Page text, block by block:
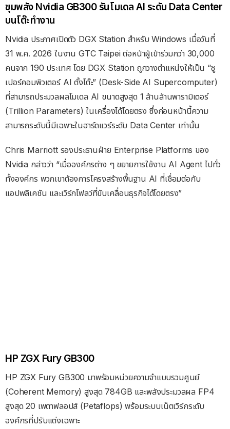
ขุมพลัง Nvidia GB300 รันโมเดล AI ระดับ Data Center
บนโต๊ะทำงาน
Nvidia ประกาศเปิดตัว DGX Station สำหรับ Windows เมื่อวันที่
31 พ.ค. 2026 ในงาน GTC Taipei ต่อหน้าผู้เข้าร่วมกว่า 30,000
คนจาก 190 ประเทศ โดย DGX Station ถูกวางตำแหน่งให้เป็น “ซู
เปอร์คอมพิวเตอร์ AI ตั้งโต๊ะ” (Desk-Side AI Supercomputer)
ที่สามารถประมวลผลโมเดล AI ขนาดสูงสุด 1 ล้านล้านพารามิเตอร์
(Trillion Parameters) ในเครื่องได้โดยตรง ซึ่งก่อนหน้านี้ความ
สามารถระดับนี้มีเฉพาะในฮาร์ดแวร์ระดับ Data Center เท่านั้น
Chris Marriott รองประธานฝ่าย Enterprise Platforms ของ
Nvidia กล่าวว่า “เมื่อองค์กรต่าง ๆ ขยายการใช้งาน AI Agent ไปทั่ว
ทั้งองค์กร พวกเขาต้องการโครงสร้างพื้นฐาน AI ที่เชื่อมต่อกับ
แอปพลิเคชัน และเวิร์กโฟลว์ที่ขับเคลื่อนธุรกิจได้โดยตรง”
HP ZGX Fury GB300
HP ZGX Fury GB300 มาพร้อมหน่วยความจำแบบรวมศูนย์
(Coherent Memory) สูงสุด 784GB และพลังประมวลผล FP4
สูงสุด 20 เพตาฟลอปส์ (Petaflops) พร้อมระบบเน็ตเวิร์กระดับ
องค์กรที่ปรับแต่งเฉพาะ